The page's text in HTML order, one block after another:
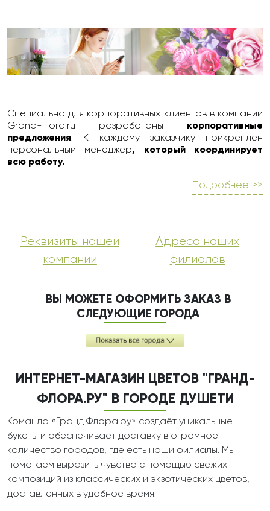
Специально для корпоративных клиентов в компании
Grand-Flora.ru разработаны корпоративные
предложения. К каждому заказчику прикреплен
персональный менеджер, который координирует
всю работу.
Подробнее >>
Реквизиты нашей
компании
Адреса наших
филиалов
ВЫ МОЖЕТЕ ОФОРМИТЬ ЗАКАЗ В
СЛЕДУЮЩИЕ ГОРОДА
ИНТЕРНЕТ-МАГАЗИН ЦВЕТОВ "ГРАНД-
ФЛОРА.РУ" В ГОРОДЕ ДУШЕТИ
Команда «Гранд Флора.ру» создаёт уникальные
букеты и обеспечивает доставку в огромное
количество городов, где есть наши филиалы. Мы
помогаем выразить чувства с помощью свежих
композиций из классических и экзотических цветов,
доставленных в удобное время.